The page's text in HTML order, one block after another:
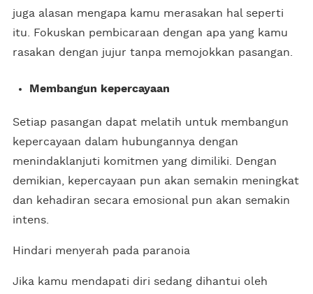
juga alasan mengapa kamu merasakan hal seperti
itu. Fokuskan pembicaraan dengan apa yang kamu
rasakan dengan jujur tanpa memojokkan pasangan.
Membangun kepercayaan
Setiap pasangan dapat melatih untuk membangun
kepercayaan dalam hubungannya dengan
menindaklanjuti komitmen yang dimiliki. Dengan
demikian, kepercayaan pun akan semakin meningkat
dan kehadiran secara emosional pun akan semakin
intens.
Hindari menyerah pada paranoia
Jika kamu mendapati diri sedang dihantui oleh